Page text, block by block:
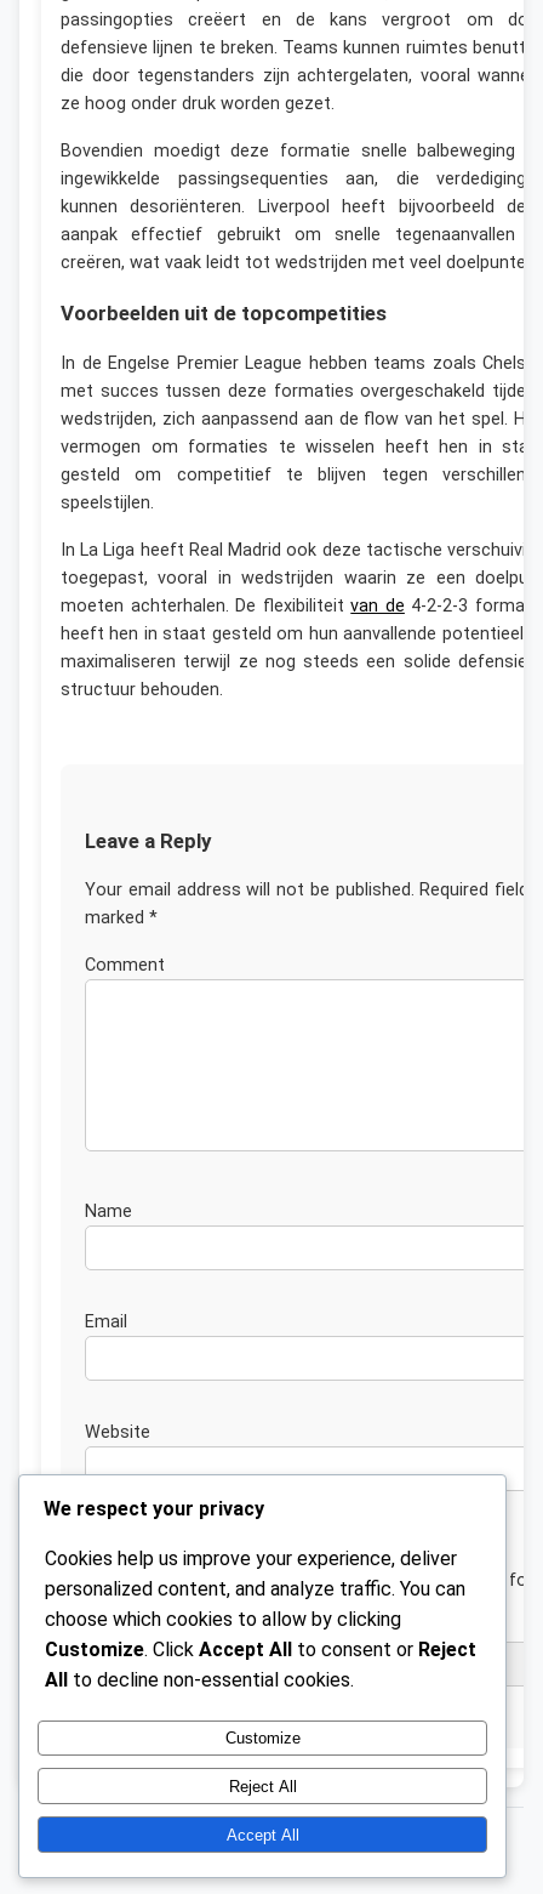
passingopties creëert en de kans vergroot om
defensieve lijnen te breken. Teams kunnen ruimtes
die door tegenstanders zijn achtergelaten, vooral
ze hoog onder druk worden gezet.
Bovendien moedigt deze formatie snelle balbeweging
ingewikkelde passingsequenties aan, die
kunnen desoriënteren. Liverpool heeft bijvoorbeeld
aanpak effectief gebruikt om snelle tegenaanvallen
creëren, wat vaak leidt tot wedstrijden met veel doelpunten.
Voorbeelden uit de topcompetities
In de Engelse Premier League hebben teams zoals
met succes tussen deze formaties overgeschakeld
wedstrijden, zich aanpassend aan de flow van het spel.
vermogen om formaties te wisselen heeft hen in
gesteld om competitief te blijven tegen
speelstijlen.
In La Liga heeft Real Madrid ook deze tactische
toegepast, vooral in wedstrijden waarin ze een
moeten achterhalen. De flexibiliteitvan de 4-2-2-3
heeft hen in staat gesteld om hun aanvallende potentieel
maximaliseren terwijl ze nog steeds een solide
structuur behouden.
Leave a Reply
Your email address will not be published. Required fields
marked *
Website
Save my name, email, and website in this browser for
next time I comment.
© 2026 ahinvaux.be.GPL v2 or later
We respect your privacy
Cookies help us improve your experience, deliver
personalized content, and analyze traffic. You can
choose which cookies to allow by clicking
Customize. Click Accept All to consent or Reject
All to decline non-essential cookies.
Customize
Reject All
Accept All